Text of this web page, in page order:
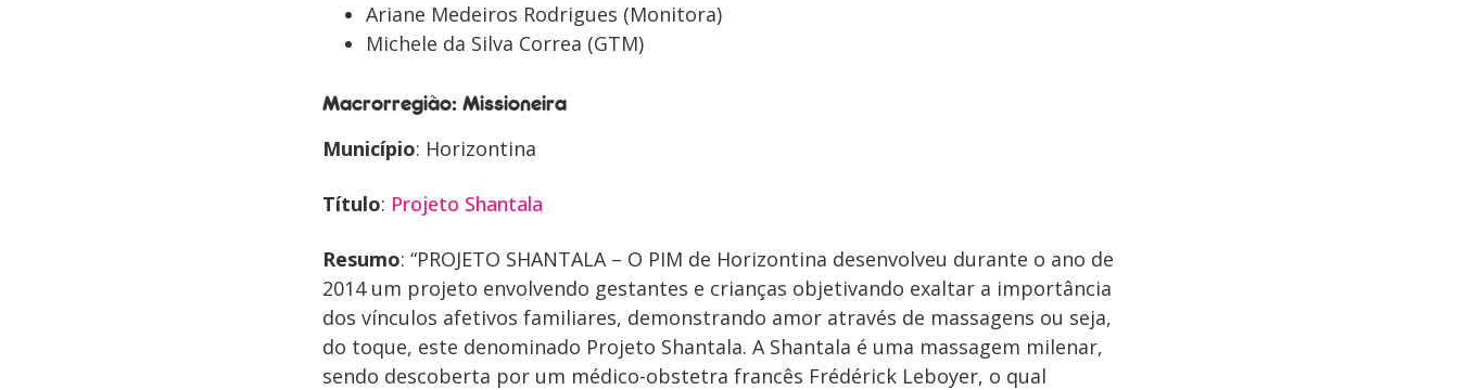
Ariane Medeiros Rodrigues (Monitora)
Michele da Silva Correa (GTM)
Macrorregião: Missioneira
Município: Horizontina
Título: Projeto Shantala
Resumo: “PROJETO SHANTALA – O PIM de Horizontina desenvolveu durante o ano de
2014 um projeto envolvendo gestantes e crianças objetivando exaltar a importância
dos vínculos afetivos familiares, demonstrando amor através de massagens ou seja,
do toque, este denominado Projeto Shantala. A Shantala é uma massagem milenar,
sendo descoberta por um médico-obstetra francês Frédérick Leboyer, o qual